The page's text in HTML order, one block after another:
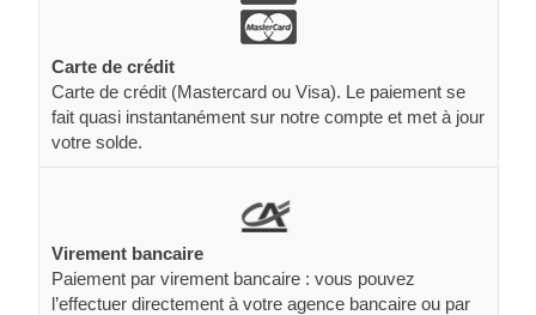
Carte de crédit
Carte de crédit (Mastercard ou Visa). Le paiement se
fait quasi instantanément sur notre compte et met à jour
votre solde.
Virement bancaire
Paiement par virement bancaire : vous pouvez
l’effectuer directement à votre agence bancaire ou par